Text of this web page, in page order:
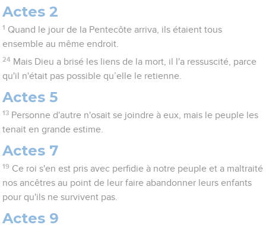
Actes 2
1 Quand le jour de la Pentecôte arriva, ils étaient tous
ensemble au même endroit.
24 Mais Dieu a brisé les liens de la mort, il l'a ressuscité, parce
qu'il n'était pas possible qu’elle le retienne.
Actes 5
13 Personne d'autre n'osait se joindre à eux, mais le peuple les
tenait en grande estime.
Actes 7
19 Ce roi s'en est pris avec perfidie à notre peuple et a maltraité
nos ancêtres au point de leur faire abandonner leurs enfants
pour qu'ils ne survivent pas.
Actes 9